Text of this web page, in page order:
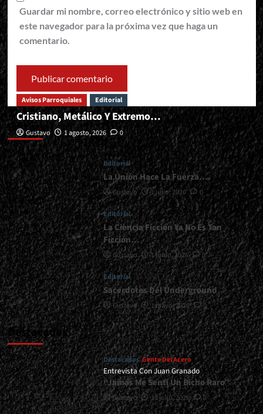
Guardar mi nombre, correo electrónico y sitio web en
este navegador para la próxima vez que haga un
comentario.
Editorial
Avisos Parroquiales Editorial
Cristiano, Metálico Y Extremo…
Gustavo 1 agosto, 2026 0
Editorial
La Unión Hace La Fuerza….
Gustavo 1 julio, 2026 0
Editorial
La Ciencia Ficción Ya No Es Tan
Ficción…
Gustavo 1 junio, 2026 0
Editorial
Sacerdotes Del Underground
Gustavo 1 mayo, 2026 0
Destacados
Destacados Gente Del Acero
Entrevista Con Juan Granado
“Jamás Me Sentí Un Bicho Raro”
Gustavo 13 julio, 2026 0